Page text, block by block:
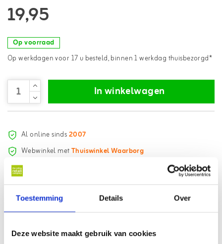
Toestemming Details Over
Deze website maakt gebruik van cookies
19,95
Op voorraad
Op werkdagen voor 17 u besteld, binnen 1 werkdag thuisbezorgd*
In winkelwagen
Al online sinds2007
Webwinkel metThuiswinkel Waarborg
Haal uw pakket op bij
18.000+ klanten beoordelen ons met een
Informatie